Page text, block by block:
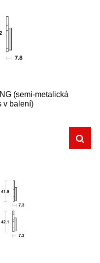
(semi-metalická
v balení)